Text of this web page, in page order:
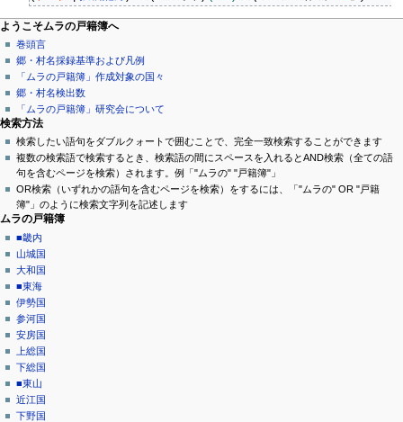
1
0
月
1
日
土
8
年
9
月
1
日
火
ナ
ビ
ゲ
ー
シ
ョ
メ
ニ
ュ
ー
ページ操作
カ
テ
ゴ
リ
議
論
閲
覧
ソ
ー
ス
を
覧
履
歴
個人用ツール
ロ
グ
イ
ン
ようこそムラの戸籍簿へ
巻頭言
郷・村名採録基準および凡例
「ムラの戸籍簿」作成対象の国々
郷・村名検出数
「ムラの戸籍簿」研究会について
検索方法
検索したい語句をダブルクォートで囲むことで、完全一致検索することができます
複数の検索語で検索するとき、検索語の間にスペースを入れるとAND検索（全ての語
句を含むページを検索）されます。例「"ムラの" "戸籍簿"」
OR検索（いずれかの語句を含むページを検索）をするには、「"ムラの" OR "戸籍
簿"」のように検索文字列を記述します
ムラの戸籍簿
■畿内
山城国
大和国
■東海
伊勢国
参河国
安房国
上総国
下総国
■東山
近江国
下野国